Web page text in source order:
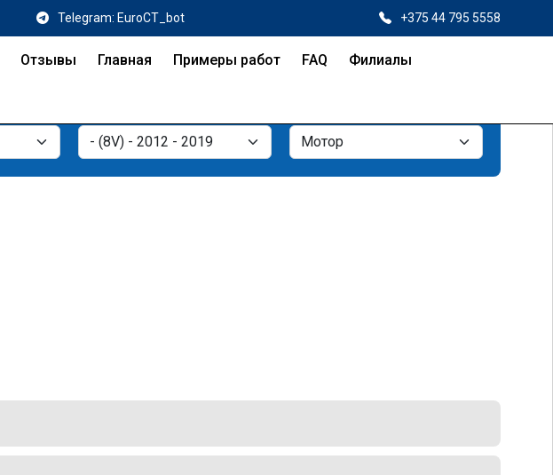
Telegram: EuroCT_bot +375 44 795 5558
Отзывы Главная Примеры работ FAQ Филиалы